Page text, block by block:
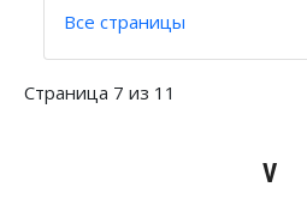
Все страницы
Страница 7 из 11
V